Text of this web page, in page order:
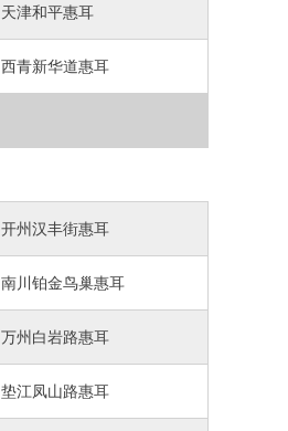
天津和平惠耳
西青新华道惠耳
开州汉丰街惠耳
南川铂金鸟巢惠耳
万州白岩路惠耳
垫江凤山路惠耳